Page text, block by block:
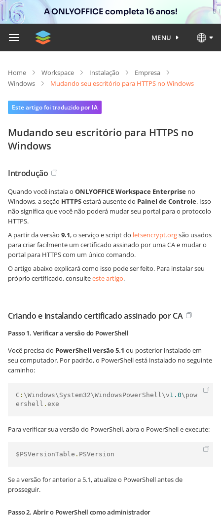
A ONLYOFFICE completa 16 anos!
MENU
Home Workspace Instalação
Empresa
Windows
Mudando seu escritório para HTTPS no Windows
Este artigo foi traduzido por IA
Mudando seu escritório para HTTPS no
Windows
Introdução
Quando você instala o ONLYOFFICE Workspace Enterprise no
Windows, a seção HTTPSestará ausente do Painel de Controle. Isso
não significa que você não poderá mudar seu portal para o protocolo
HTTPS.
A partir da versão 9.1, o serviço e script do letsencrypt.orgsão usados
para criar facilmente um certificado assinado por uma CA e mudar o
portal para HTTPS com um único comando.
O artigo abaixo explicará como isso pode ser feito. Para instalar seu
próprio certificado, consulteeste artigo.
Criando e instalando certificado assinado por CA
Passo 1. Verificar a versão do PowerShell
Você precisa do PowerShell versão 5.1 ou posterior instalado em
seu computador. Por padrão, o PowerShell está instalado no seguinte
caminho:
C : \Windows\System32\WindowsPowerShell\v1.0\pow
ershell . exe
Para verificar sua versão do PowerShell, abra o PowerShell e execute:
$PSVersionTable . PSVersion
Se a versão for anterior a 5.1, atualize o PowerShell antes de
prosseguir.
Passo 2. Abrir o PowerShell como administrador